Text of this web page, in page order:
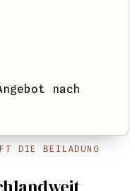
nach
DIE BEILADUNG